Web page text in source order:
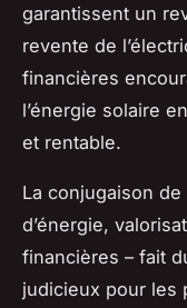
garantissent un
revente de
financières
l’énergie solaire
et rentable.
La conjugaison
d’énergie,
financières – fait
judicieux pour les